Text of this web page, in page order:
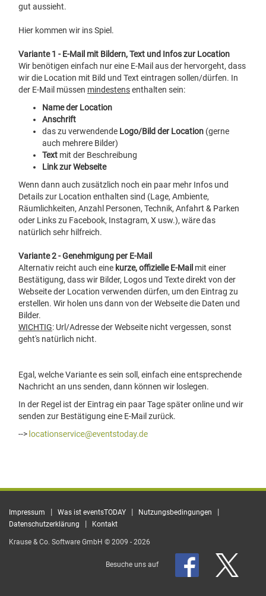
gut aussieht.
Hier kommen wir ins Spiel.
Variante 1 - E-Mail mit Bildern, Text und Infos zur Location
Wir benötigen einfach nur eine E-Mail aus der hervorgeht, dass
wir die Location mit Bild und Text eintragen sollen/dürfen. In
der E-Mail müssen mindestensenthalten sein:
Name der Location
Anschrift
das zu verwendende Logo/Bild der Location (gerne
auch mehrere Bilder)
Text mit der Beschreibung
Link zur Webseite
Wenn dann auch zusätzlich noch ein paar mehr Infos und
Details zur Location enthalten sind (Lage, Ambiente,
Räumlichkeiten, Anzahl Personen, Technik, Anfahrt & Parken
oder Links zu Facebook, Instagram, X usw.), wäre das
natürlich sehr hilfreich.
Variante 2 - Genehmigung per E-Mail
Alternativ reicht auch eine kurze, offizielle E-Mail mit einer
Bestätigung, dass wir Bilder, Logos und Texte direkt von der
Webseite der Location verwenden dürfen, um den Eintrag zu
erstellen. Wir holen uns dann von der Webseite die Daten und
Bilder.
WICHTIG: Url/Adresse der Webseite nicht vergessen, sonst
geht's natürlich nicht.
Egal, welche Variante es sein soll, einfach eine entsprechende
Nachricht an uns senden, dann können wir loslegen.
In der Regel ist der Eintrag ein paar Tage später online und wir
senden zur Bestätigung eine E-Mail zurück.
-->
Impressum | Was ist eventsTODAY | Nutzungsbedingungen |
Datenschutzerklärung | Kontakt
Krause & Co. Software GmbH © 2009 - 2026
Besuche uns auf